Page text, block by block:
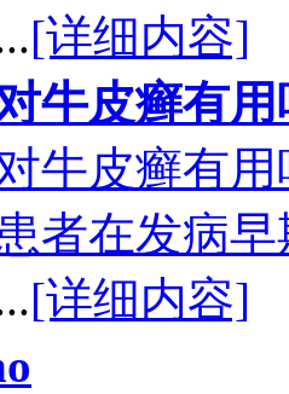
[详细内容]
牛皮癣有用
牛皮癣有
者在发病
[详细内容]